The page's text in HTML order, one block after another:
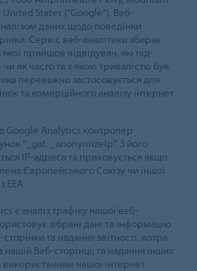
States (“Google”). Веб-
даних щодо поведінки
Сервіс веб-аналітики збирає
прийшов відвідувач, які під-
чи як часто та з якою тривалістю був
переважно застосовується для
та комерційного аналізу інтернет
Google Analytics контролер
"_gat. _anonymizeIp". З його
IP-адреса та приховується якщо
Європейського Союзу чи іншої
EEA.
є аналіз трафіку нашої веб-
зібрані дані та інформацію
та надання звітності, котра
нашій Веб-сторінці, та надання інших
використанням нашої інтернет